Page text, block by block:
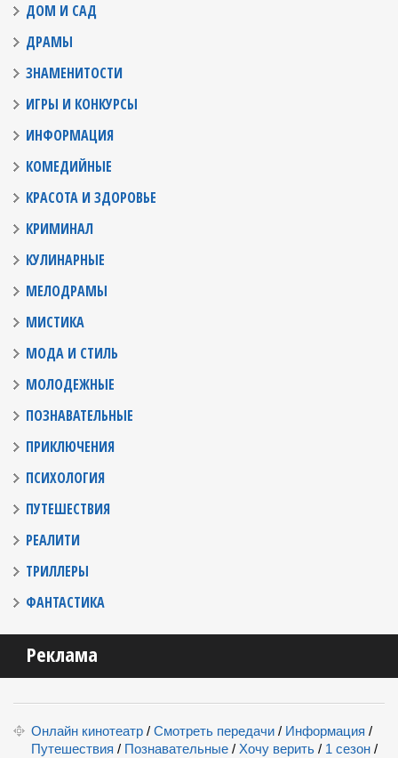
ДОМ И САД
ДРАМЫ
ЗНАМЕНИТОСТИ
ИГРЫ И КОНКУРСЫ
ИНФОРМАЦИЯ
КОМЕДИЙНЫЕ
КРАСОТА И ЗДОРОВЬЕ
КРИМИНАЛ
КУЛИНАРНЫЕ
МЕЛОДРАМЫ
МИСТИКА
МОДА И СТИЛЬ
МОЛОДЕЖНЫЕ
ПОЗНАВАТЕЛЬНЫЕ
ПРИКЛЮЧЕНИЯ
ПСИХОЛОГИЯ
ПУТЕШЕСТВИЯ
РЕАЛИТИ
ТРИЛЛЕРЫ
ФАНТАСТИКА
Реклама
Онлайн кинотеатр / Смотреть передачи / Информация /
Путешествия / Познавательные / Хочу верить / 1 сезон /